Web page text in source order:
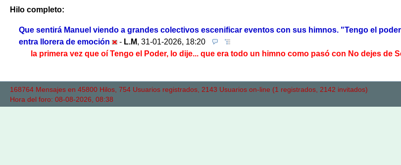
Hilo completo:
Que sentirá Manuel viendo a grandes colectivos escenificar eventos con sus himnos. "Tengo el
entra llorera de emoción
- L.M, 31-01-2026, 18:20
la primera vez que oí Tengo el Poder, lo dije... que era todo un himno como pasó con No dejes de
168764 Mensajes en 45800 Hilos, 754 Usuarios registrados, 2143 Usuarios on-line (1 registrados, 2142 invitados)
Hora del foro: 08-08-2026, 08:38